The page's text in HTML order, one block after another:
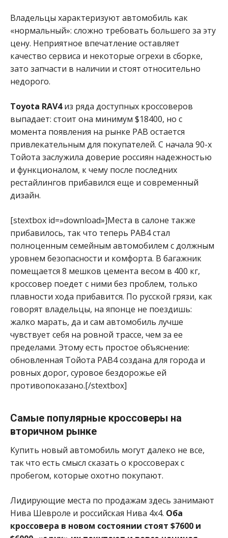
Владельцы характеризуют автомобиль как
«нормальный»: сложно требовать большего за эту
цену. Неприятное впечатление оставляет
качество сервиса и некоторые огрехи в сборке,
зато запчасти в наличии и стоят относительно
недорого.
Toyota RAV4из ряда доступных кроссоверов
выпадает: стоит она минимум $18400, но с
момента появления на рынке РАВ остается
привлекательным для покупателей. С начала 90-х
Тойота заслужила доверие россиян надежностью
и функционалом, к чему после последних
рестайлингов прибавился еще и современный
дизайн.
[stextbox id=»download»]Места в салоне также
прибавилось, так что теперь РАВ4 стал
полноценным семейным автомобилем с должным
уровнем безопасности и комфорта. В багажник
помещается 8 мешков цемента весом в 400 кг,
кроссовер поедет с ними без проблем, только
плавности хода прибавится. По русской грязи, как
говорят владельцы, на японце не поездишь:
жалко марать, да и сам автомобиль лучше
чувствует себя на ровной трассе, чем за ее
пределами. Этому есть простое объяснение:
обновленная Тойота РАВ4 создана для города и
ровных дорог, суровое бездорожье ей
противопоказано.[/stextbox]
Самые популярные кроссоверы на
вторичном рынке
Купить новый автомобиль могут далеко не все,
так что есть смысл сказать о кроссоверах с
пробегом, которые охотно покупают.
Лидирующие места по продажам здесь занимают
Нива Шевроле и российская Нива 4х4. Оба
кроссовера в новом состоянии стоят $7600 и